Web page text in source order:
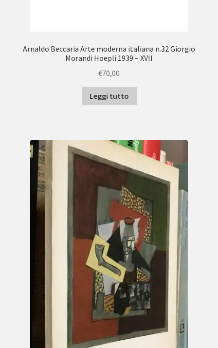
Arnaldo Beccaria Arte moderna italiana n.32 Giorgio
Morandi Hoepli 1939 – XVII
€70,00
Leggi tutto